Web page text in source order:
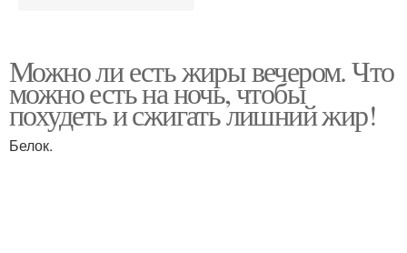
Можно ли есть жиры вечером. Что
можно есть на ночь, чтобы
похудеть и сжигать лишний жир!
Белок.